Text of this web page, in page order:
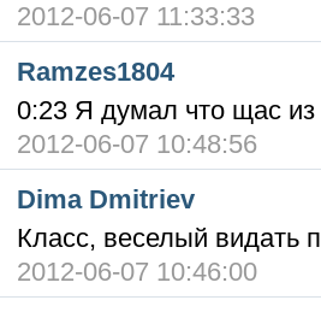
2012-06-07 11:33:33
Ramzes1804
0:23 Я думал что щас
2012-06-07 10:48:56
Dima Dmitriev
Класс, веселый видать
2012-06-07 10:46:00